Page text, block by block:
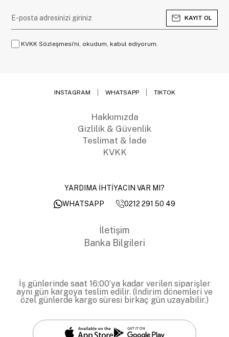
KAYIT OL
KVKK Sözleşmesi'ni, okudum, kabul ediyorum.
INSTAGRAM WHATSAPP TIKTOK
Hakkımızda
Gizlilik & Güvenlik
Teslimat & İade
KVKK
YARDIMA İHTİYACIN VAR MI?
WHATSAPP
0212 291 50 49
İletişim
Banka Bilgileri
İş günlerinde saat 16:00’ya kadar verilen siparişler
aynı gün kargoya teslim edilir. (İndirim dönemleri ve
özel günlerde kargo süresi birkaç gün uzayabilir.)